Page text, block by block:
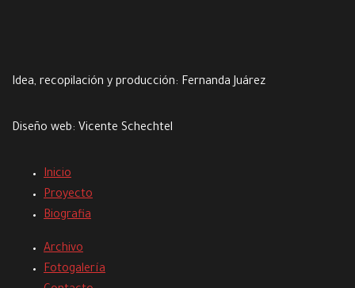
Idea, recopilación y producción: Fernanda Juárez
Diseño web: Vicente Schechtel
Inicio
Proyecto
Biografia
Archivo
Fotogalería